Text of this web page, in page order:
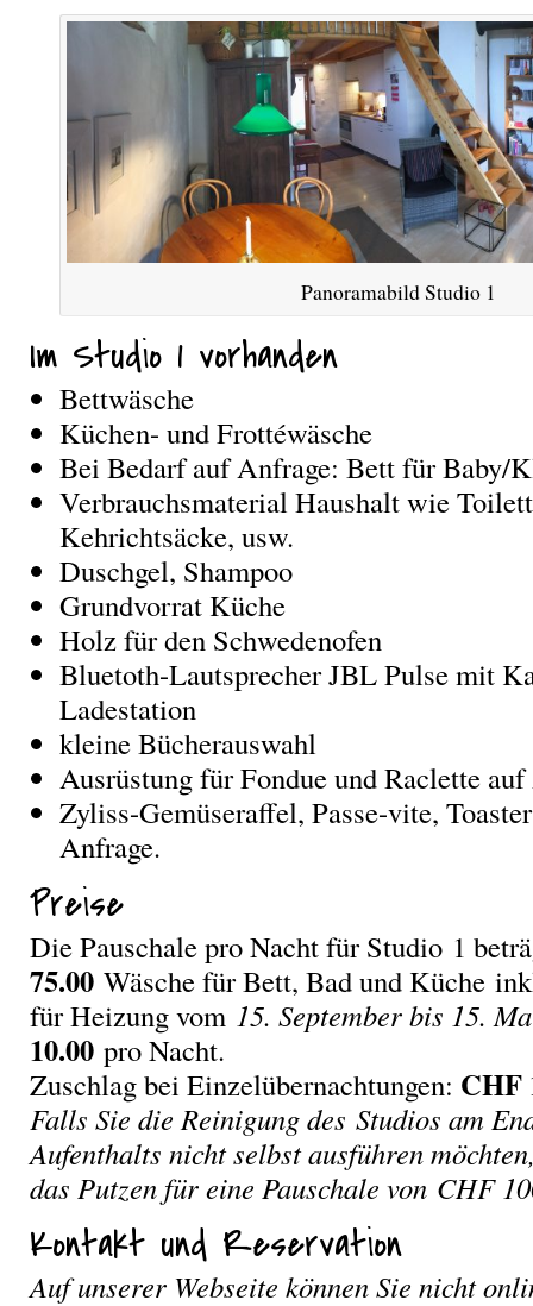
Panoramabild Studio 1
Im Studio 1 vorhanden
Bettwäsche
Küchen- und Frottéwäsche
Bei Bedarf auf Anfrage: Bett für Baby/
Verbrauchsmaterial Haushalt wie
Kehrichtsäcke, usw.
Duschgel, Shampoo
Grundvorrat Küche
Holz für den Schwedenofen
Bluetoth-Lautsprecher JBL Pulse mit
Ladestation
kleine Bücherauswahl
Ausrüstung für Fondue und Raclette
Zyliss-Gemüseraffel, Passe-vite,
Anfrage.
Preise
Die Pauschale pro Nacht für Studio 1
75.00 Wäsche für Bett, Bad und Küche
für Heizung vom 15. September bis 15.
10.00 pro Nacht.
Zuschlag bei Einzelübernachtungen: CHF
Falls Sie die Reinigung des Studios am
Aufenthalts nicht selbst ausführen
das Putzen für eine Pauschale von CHF
Kontakt und Reservation
Auf unserer Webseite können Sie nicht